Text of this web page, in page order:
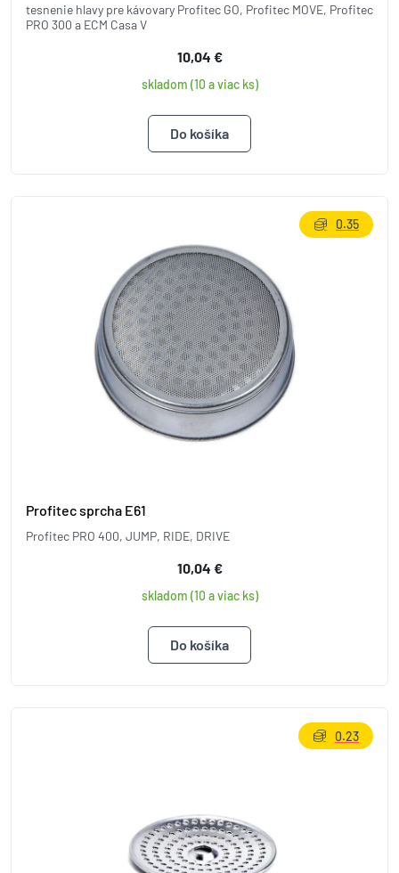
tesnenie hlavy pre kávovary Profitec GO, Profitec MOVE, Profitec
PRO 300 a ECM Casa V
10,04 €
skladom (10 a viac ks)
Profitec sprcha E61
Profitec PRO 400, JUMP, RIDE, DRIVE
10,04 €
skladom (10 a viac ks)
0.35
0.23